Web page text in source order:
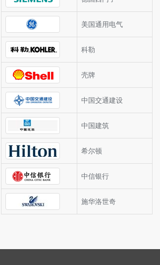
美国通用电气
科勒
壳牌
中国交通建设
中国建筑
希尔顿
中信银行
施华洛世奇